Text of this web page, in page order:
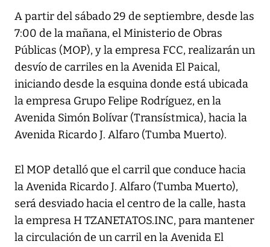
A partir del sábado 29 de septiembre, desde las
7:00 de la mañana, el Ministerio de Obras
Públicas (MOP), y la empresa FCC, realizarán un
desvío de carriles en la Avenida El Paical,
iniciando desde la esquina donde está ubicada
la empresa Grupo Felipe Rodríguez, en la
Avenida Simón Bolívar (Transístmica), hacia la
Avenida Ricardo J. Alfaro (Tumba Muerto).
El MOP detalló que el carril que conduce hacia
la Avenida Ricardo J. Alfaro (Tumba Muerto),
será desviado hacia el centro de la calle, hasta
la empresa H TZANETATOS.INC, para mantener
la circulación de un carril en la Avenida El